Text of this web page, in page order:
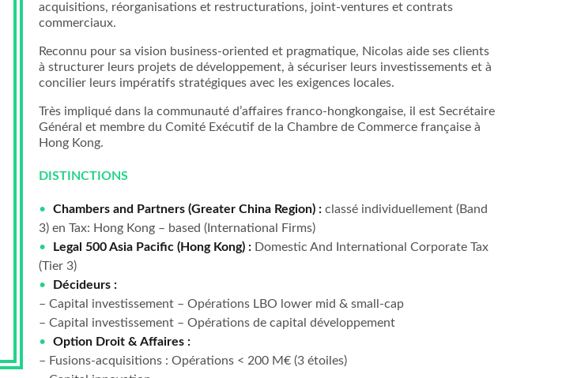
acquisitions, réorganisations et restructurations, joint-ventures et contrats
commerciaux.
Reconnu pour sa vision business-oriented et pragmatique, Nicolas aide ses clients
à structurer leurs projets de développement, à sécuriser leurs investissements et à
concilier leurs impératifs stratégiques avec les exigences locales.
Très impliqué dans la communauté d’affaires franco-hongkongaise, il est Secrétaire
Général et membre du Comité Exécutif de la Chambre de Commerce française à
Hong Kong.
DISTINCTIONS
Chambersand Partners (Greater China Region) :classé individuellement (Band
3) en Tax: Hong Kong – based (International Firms)
Legal 500 Asia Pacific (Hong Kong) : Domestic And International Corporate Tax
(Tier 3)
Décideurs :
– Capital investissement – Opérations LBO lower mid & small-cap
– Capital investissement – Opérations de capital développement
Option Droit & Affaires :
– Fusions-acquisitions : Opérations < 200 M€ (3 étoiles)